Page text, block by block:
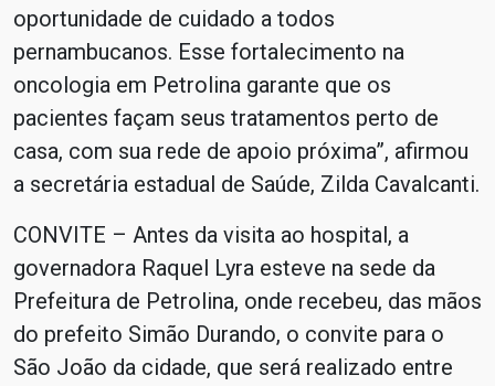
oportunidade de cuidado a todos
pernambucanos. Esse fortalecimento na
oncologia em Petrolina garante que os
pacientes façam seus tratamentos perto de
casa, com sua rede de apoio próxima”, afirmou
a secretária estadual de Saúde, Zilda Cavalcanti.
CONVITE – Antes da visita ao hospital, a
governadora Raquel Lyra esteve na sede da
Prefeitura de Petrolina, onde recebeu, das mãos
do prefeito Simão Durando, o convite para o
São João da cidade, que será realizado entre